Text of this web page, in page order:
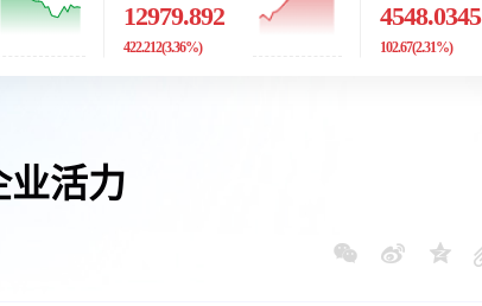
12979.892
422.212(3.36%)
4548.0345
102.67(2.31%)
活力